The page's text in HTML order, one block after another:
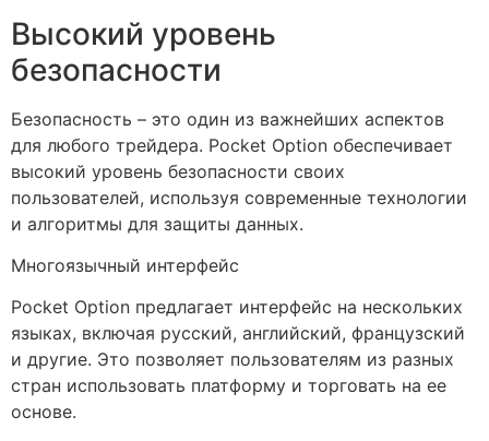
Высокий уровень
безопасности
Безопасность – это один из важнейших аспектов
для любого трейдера. Pocket Option обеспечивает
высокий уровень безопасности своих
пользователей, используя современные технологии
и алгоритмы для защиты данных.
Многоязычный интерфейс
Pocket Option предлагает интерфейс на нескольких
языках, включая русский, английский, французский
и другие. Это позволяет пользователям из разных
стран использовать платформу и торговать на ее
основе.